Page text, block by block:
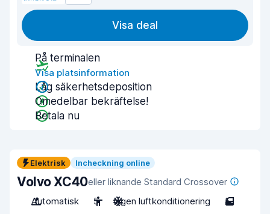
Visa deal
På terminalen
Visa platsinformation
Låg säkerhetsdeposition
Omedelbar bekräftelse!
Betala nu
Elektrisk Incheckning online
Volvo XC40eller liknande Standard Crossover
Automatisk
5 Ingen luftkonditionering 5